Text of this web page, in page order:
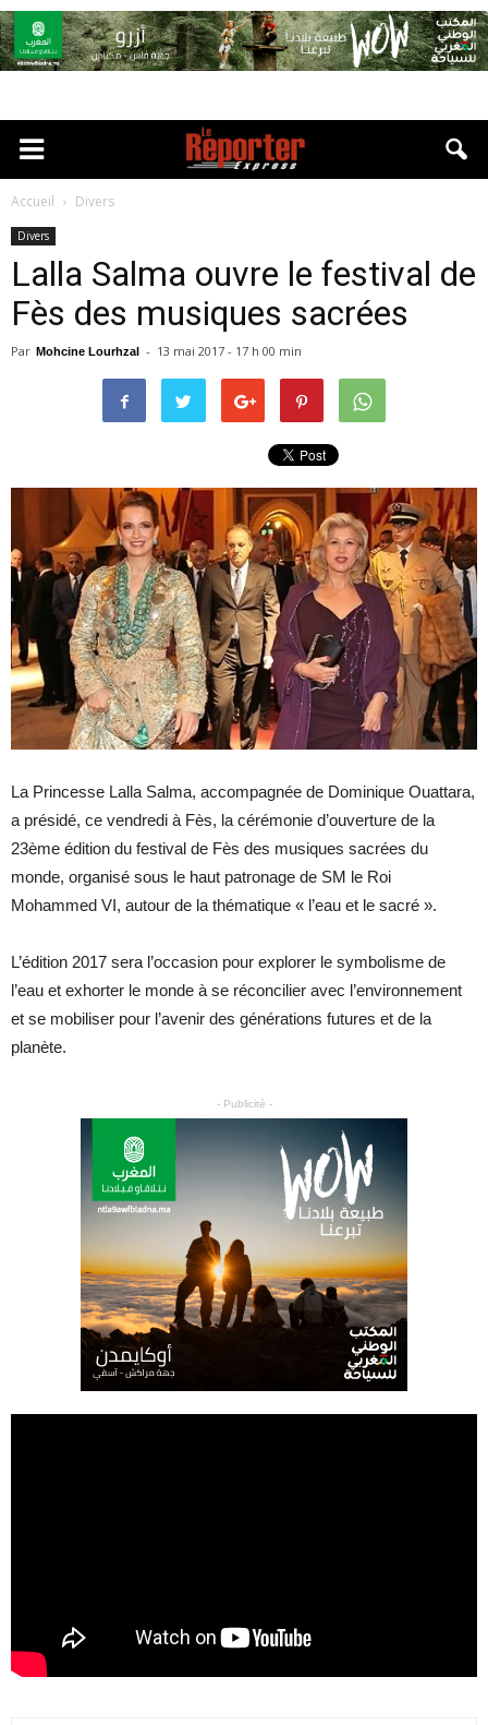
Accueil Divers
Divers
Lalla Salma ouvre le festival de
Fès des musiques sacrées
Par Mohcine Lourhzal - 13 mai 2017 - 17 h 00 min
La Princesse Lalla Salma, accompagnée de Dominique Ouattara,
a présidé, ce vendredi à Fès, la cérémonie d’ouverture de la
23ème édition du festival de Fès des musiques sacrées du
monde, organisé sous le haut patronage de SM le Roi
Mohammed VI, autour de la thématique « l’eau et le sacré ».
L’édition 2017 sera l’occasion pour explorer le symbolisme de
l’eau et exhorter le monde à se réconcilier avec l’environnement
et se mobiliser pour l’avenir des générations futures et de la
planète.
- Publicité -